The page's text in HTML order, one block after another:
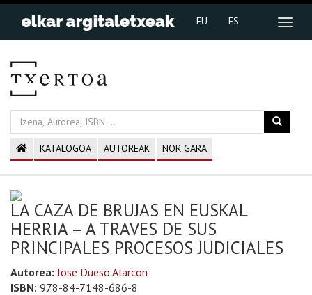
EU ES
KATALOGOA AUTOREAK NOR GARA
LA CAZA DE BRUJAS EN EUSKAL
HERRIA – A TRAVES DE SUS
PRINCIPALES PROCESOS JUDICIALES
Autorea:Jose Dueso Alarcon
ISBN: 978-84-7148-686-8